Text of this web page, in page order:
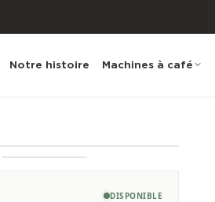
Notre histoire Machines à café
DISPONIBLE